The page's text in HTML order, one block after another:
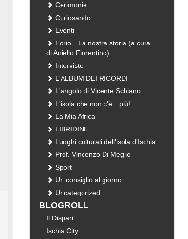
Cerimonie
Curiosando
Eventi
Forio…La nostra storia (a cura
di Aniello Fiorentino)
Interviste
L'ALBUM DEI RICORDI
L'angolo di Vicente Schiano
L'isola che non c'è…più!
La Mia Africa
LIBRIDINE
Luoghi culturali dell'isola d'Ischia
Prof. Vincenzo Di Meglio
Sport
Un consiglio al giorno
Uncategorized
BLOGROLL
Il Dispari
Ischia City